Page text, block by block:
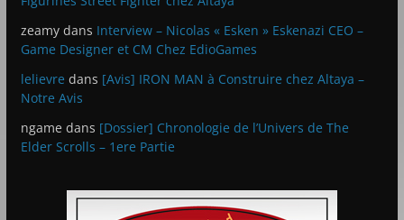
zeamydans Interview – Nicolas « Esken » Eskenazi CEO –
Game Designer et CM Chez EdioGames
lelievre dans [Avis] IRON MAN à Construire chez Altaya –
Notre Avis
ngame dans [Dossier] Chronologie de l’Univers de The
Elder Scrolls – 1ere Partie